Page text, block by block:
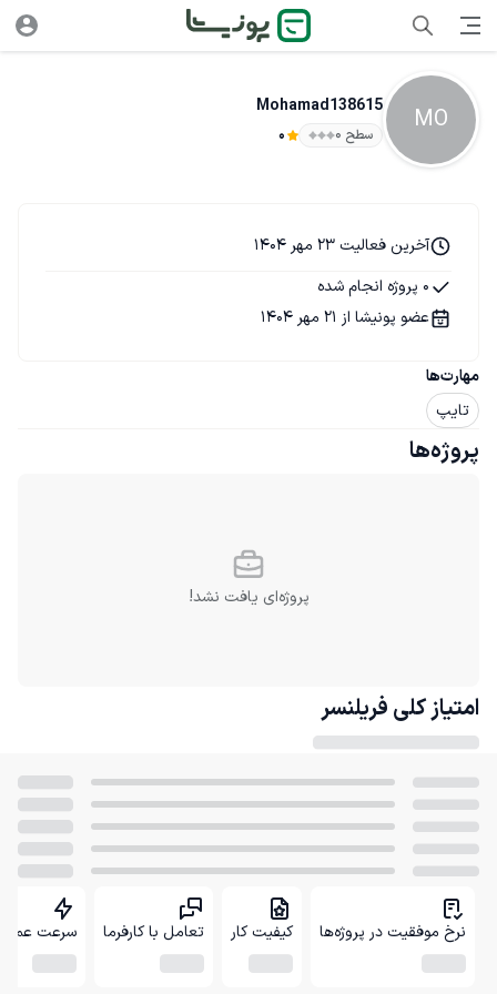
MO
Mohamad138615
سطح ۰ 0
مهارت‌ها
تایپ
آخرین فعالیت 23 مهر 1404
0 پروژه انجام شده
عضو پونیشا از 21 مهر 1404
پروژه‌ها
پروژه‌ای یافت نشد!
امتیاز کلی فریلنسر
نرخ موفقیت در پروژه‌ها کیفیت کار تعامل با کارفرما سرعت عمل